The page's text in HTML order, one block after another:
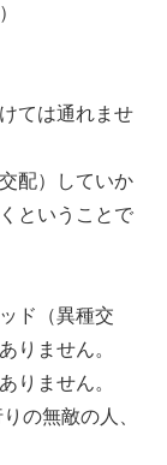
ては通れませ
配）していか
ということで
ド（異種交
りません。
りません。
の無敵の人、